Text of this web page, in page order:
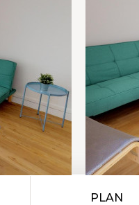
PLAN